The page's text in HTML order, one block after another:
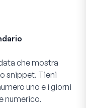
che mostra
snippet. Tieni
uno e i giorni
numerico.